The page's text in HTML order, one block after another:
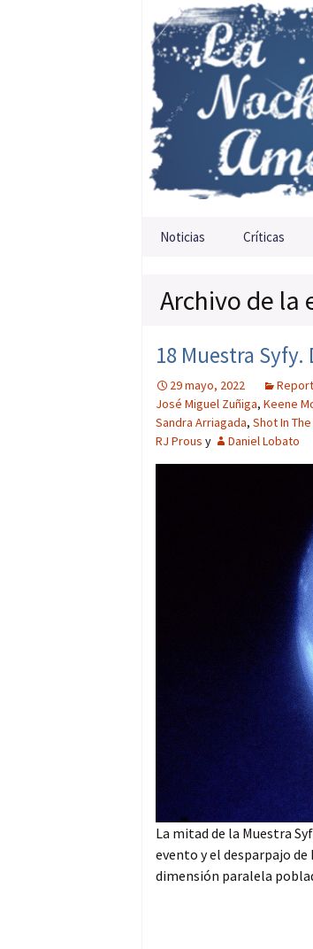
Saltar al contenido
Noticias Críticas
Archivo de
18 Muestra Syfy.
29 mayo, 2022
José Miguel Zuñiga, Keene
Sandra Arriagada, Shot In
RJ Prous y Daniel Lobato
La mitad de la Muestra
evento y el desparpajo de
dimensión paralela